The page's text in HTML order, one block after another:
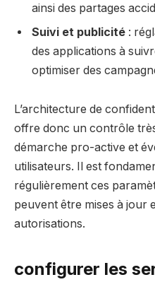
ainsi des partages
Suivi et publicité :
des applications à
optimiser des
L’architecture de
offre donc un contrôle
démarche pro-active et
utilisateurs. Il est
régulièrement ces
peuvent être mises à jour
autorisations.
configurer les